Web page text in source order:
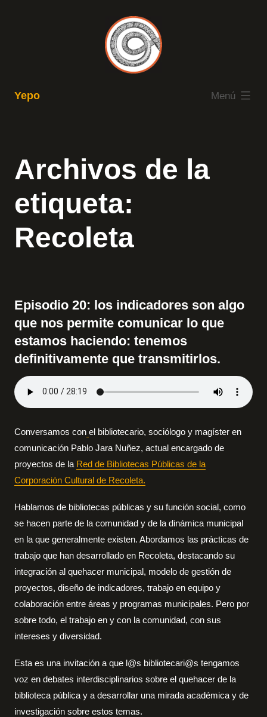
Yepo Menú
expandido
Archivos de la
etiqueta:
Recoleta
Episodio 20: los indicadores son algo
que nos permite comunicar lo que
estamos haciendo: tenemos
definitivamente que transmitirlos.
Conversamos con el bibliotecario, sociólogo y magíster en
comunicación Pablo Jara Nuñez, actual encargado de
proyectos de la Red de Bibliotecas Públicas de la
Corporación Cultural de Recoleta.
Hablamos de bibliotecas públicas y su función social, como
se hacen parte de la comunidad y de la dinámica municipal
en la que generalmente existen. Abordamos las prácticas de
trabajo que han desarrollado en Recoleta, destacando su
integración al quehacer municipal, modelo de gestión de
proyectos, diseño de indicadores, trabajo en equipo y
colaboración entre áreas y programas municipales. Pero por
sobre todo, el trabajo en y con la comunidad, con sus
intereses y diversidad.
Esta es una invitación a que l@s bibliotecari@s tengamos
voz en debates interdisciplinarios sobre el quehacer de la
biblioteca pública y a desarrollar una mirada académica y de
investigación sobre estos temas.